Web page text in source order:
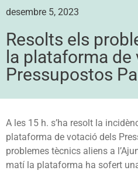
desembre 5, 2023
Resolts els
la plataforma
Pressupostos
A les 15 h. s’ha resolt la
plataforma de votació dels
problemes tècnics aliens a
matí la plataforma ha sofert